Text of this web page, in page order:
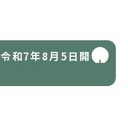
和7年8月5日開